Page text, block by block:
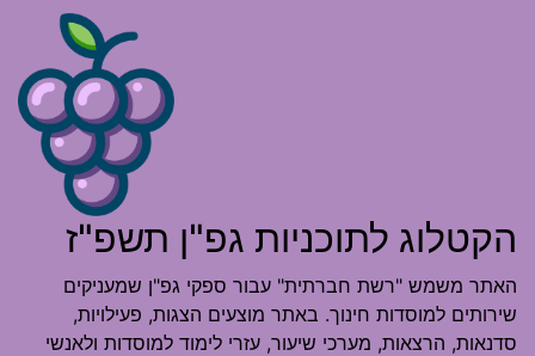
הקטלוג לתוכניות גפ"ן תשפ"ז
האתר משמש "רשת חברתית" עבור ספקי גפ"ן שמעניקים
שירותים למוסדות חינוך. באתר מוצעים הצגות, פעילויות,
סדנאות, הרצאות, מערכי שיעור, עזרי לימוד למוסדות ולאנשי